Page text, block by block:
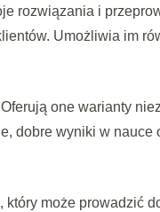
rozwiązania i
Umożliwia im
one warianty
dobre wyniki w nauce
który może prowadzić